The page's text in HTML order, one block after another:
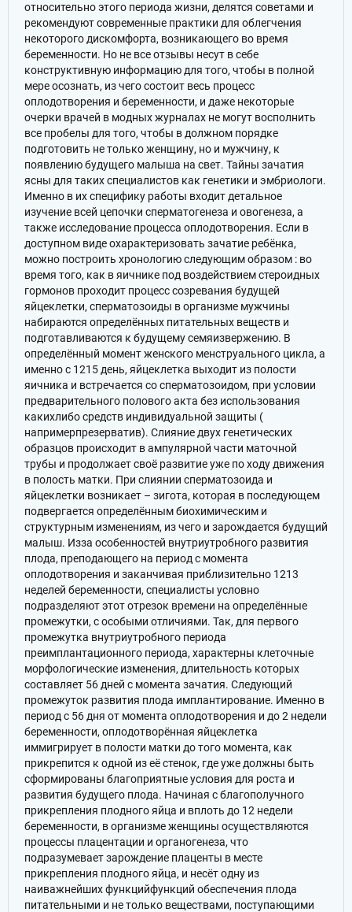
относительно этого периода жизни, делятся советами и
рекомендуют современные практики для облегчения
некоторого дискомфорта, возникающего во время
беременности. Но не все отзывы несут в себе
конструктивную информацию для того, чтобы в полной
мере осознать, из чего состоит весь процесс
оплодотворения и беременности, и даже некоторые
очерки врачей в модных журналах не могут восполнить
все пробелы для того, чтобы в должном порядке
подготовить не только женщину, но и мужчину, к
появлению будущего малыша на свет. Тайны зачатия
ясны для таких специалистов как генетики и эмбриологи.
Именно в их специфику работы входит детальное
изучение всей цепочки сперматогенеза и овогенеза, а
также исследование процесса оплодотворения. Если в
доступном виде охарактеризовать зачатие ребёнка,
можно построить хронологию следующим образом : во
время того, как в яичнике под воздействием стероидных
гормонов проходит процесс созревания будущей
яйцеклетки, сперматозоиды в организме мужчины
набираются определённых питательных веществ и
подготавливаются к будущему семяизвержению. В
определённый момент женского менструального цикла, а
именно с 1215 день, яйцеклетка выходит из полости
яичника и встречается со сперматозоидом, при условии
предварительного полового акта без использования
какихлибо средств индивидуальной защиты (
напримерпрезерватив). Слияние двух генетических
образцов происходит в ампулярной части маточной
трубы и продолжает своё развитие уже по ходу движения
в полость матки. При слиянии сперматозоида и
яйцеклетки возникает – зигота, которая в последующем
подвергается определённым биохимическим и
структурным изменениям, из чего и зарождается будущий
малыш. Изза особенностей внутриутробного развития
плода, преподающего на период с момента
оплодотворения и заканчивая приблизительно 1213
неделей беременности, специалисты условно
подразделяют этот отрезок времени на определённые
промежутки, с особыми отличиями. Так, для первого
промежутка внутриутробного периода
преимплантационного периода, характерны клеточные
морфологические изменения, длительность которых
составляет 56 дней с момента зачатия. Следующий
промежуток развития плода имплантирование. Именно в
период с 56 дня от момента оплодотворения и до 2 недели
беременности, оплодотворённая яйцеклетка
иммигрирует в полости матки до того момента, как
прикрепится к одной из её стенок, где уже должны быть
сформированы благоприятные условия для роста и
развития будущего плода. Начиная с благополучного
прикрепления плодного яйца и вплоть до 12 недели
беременности, в организме женщины осуществляются
процессы плацентации и органогенеза, что
подразумевает зарождение плаценты в месте
прикрепления плодного яйца, и несёт одну из
наиважнейших функцийфункций обеспечения плода
питательными и не только веществами, поступающими